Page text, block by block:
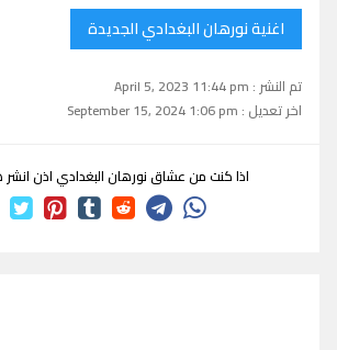
اغنية نورهان البغدادي الجديدة
تم النشر : April 5, 2023 11:44 pm
اخر تعديل : September 15, 2024 1:06 pm
اذا كنت من عشاق نورهان البغدادي اذن